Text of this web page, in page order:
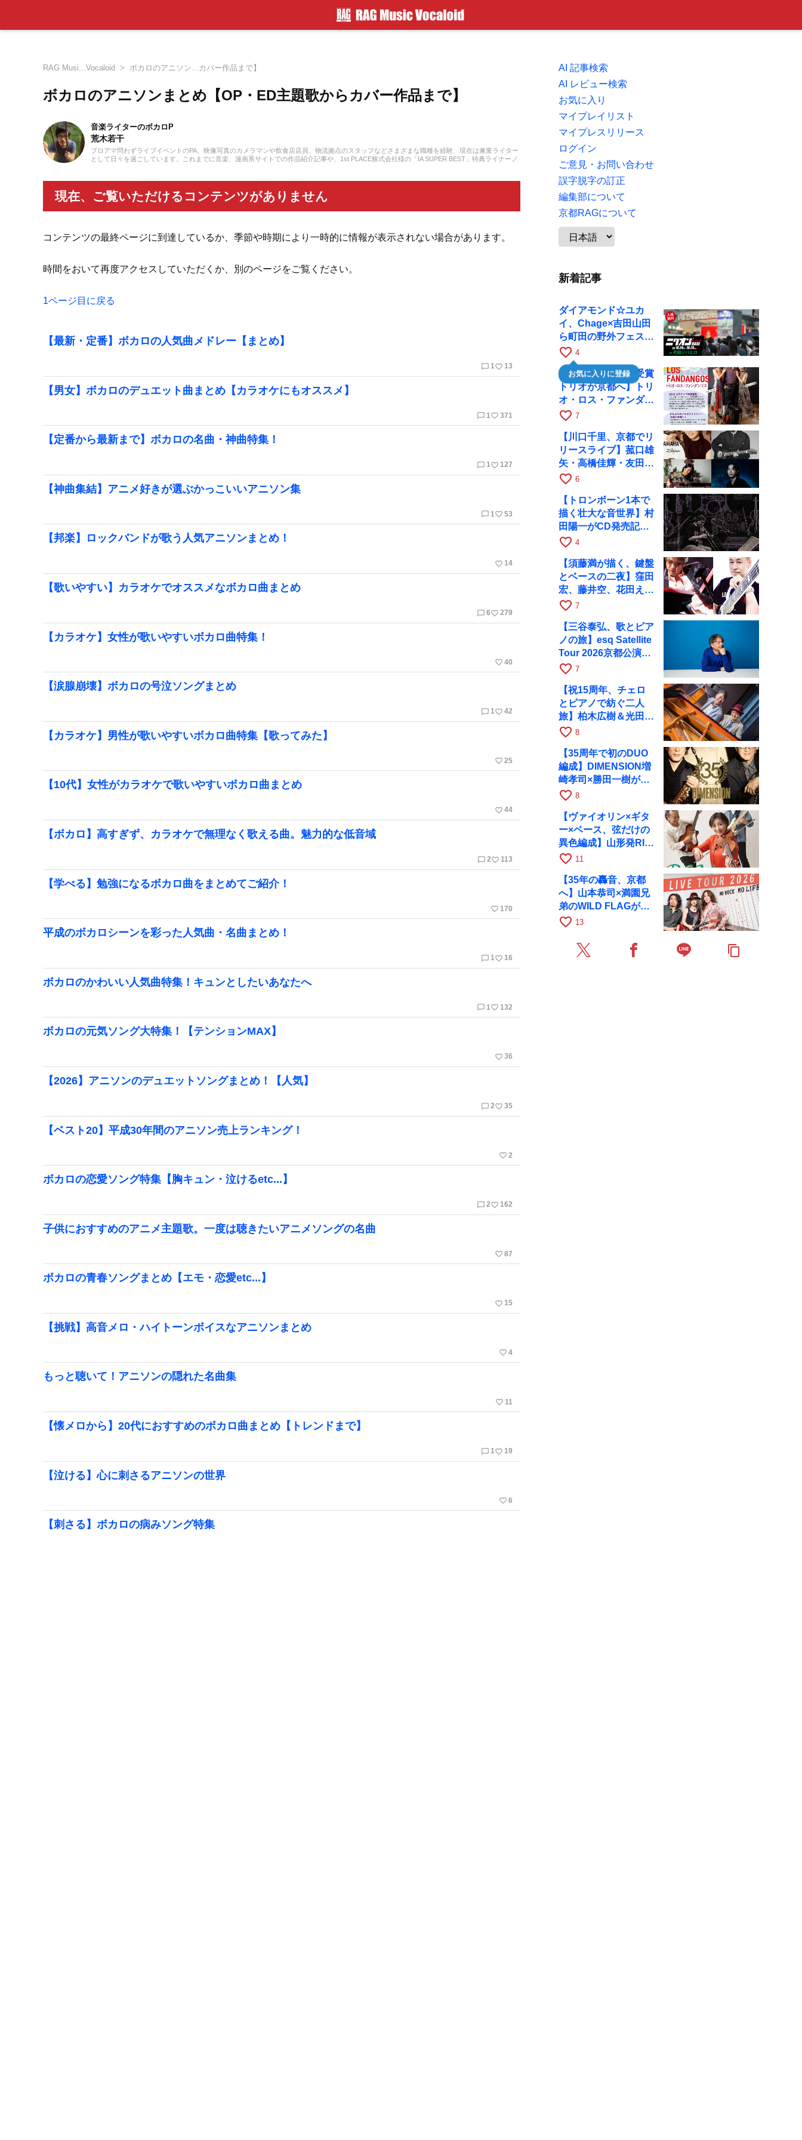
RAG Musi...Vocaloid ボカロのアニソン...カバー作品まで】
ボカロのアニソンまとめ【OP・ED主題歌からカバー作品まで】
音楽ライターのボカロP
荒木若干
プロアマ問わずライブイベントのPA、映像写真のカメラマンや飲食店店員、物流拠点のスタッフなどさまざまな職種を経験、現在は兼業ライター
として日々を過ごしています。これまでに音楽、漫画系サイトでの作品紹介記事や、1st PLACE株式会社様の「IA SUPER BEST」特典ライナーノ
現在、ご覧いただけるコンテンツがありません
コンテンツの最終ページに到達しているか、季節や時期により一時的に情報が表示されない場合があります。
時間をおいて再度アクセスしていただくか、別のページをご覧ください。
1ページ目に戻る
【最新・定番】ボカロの人気曲メドレー【まとめ】
chat_bubble_outline 1 favorite_border 13
【男女】ボカロのデュエット曲まとめ【カラオケにもオススメ】
chat_bubble_outline 1 favorite_border 371
【定番から最新まで】ボカロの名曲・神曲特集！
chat_bubble_outline 1 favorite_border 127
【神曲集結】アニメ好きが選ぶかっこいいアニソン集
chat_bubble_outline 1 favorite_border 53
【邦楽】ロックバンドが歌う人気アニソンまとめ！
favorite_border 14
【歌いやすい】カラオケでオススメなボカロ曲まとめ
chat_bubble_outline 6favorite_border 279
【カラオケ】女性が歌いやすいボカロ曲特集！
favorite_border 40
【涙腺崩壊】ボカロの号泣ソングまとめ
chat_bubble_outline 1 favorite_border 42
【カラオケ】男性が歌いやすいボカロ曲特集【歌ってみた】
favorite_border 25
【10代】女性がカラオケで歌いやすいボカロ曲まとめ
favorite_border 44
【ボカロ】高すぎず、カラオケで無理なく歌える曲。魅力的な低音域
chat_bubble_outline 2favorite_border 113
【学べる】勉強になるボカロ曲をまとめてご紹介！
favorite_border 170
平成のボカロシーンを彩った人気曲・名曲まとめ！
chat_bubble_outline 1 favorite_border 16
ボカロのかわいい人気曲特集！キュンとしたいあなたへ
chat_bubble_outline 1 favorite_border 132
ボカロの元気ソング大特集！【テンションMAX】
favorite_border 36
【2026】アニソンのデュエットソングまとめ！【人気】
chat_bubble_outline 2favorite_border 35
【ベスト20】平成30年間のアニソン売上ランキング！
favorite_border 2
ボカロの恋愛ソング特集【胸キュン・泣けるetc...】
chat_bubble_outline 2favorite_border 162
子供におすすめのアニメ主題歌。一度は聴きたいアニメソングの名曲
favorite_border 87
ボカロの青春ソングまとめ【エモ・恋愛etc...】
favorite_border 15
【挑戦】高音メロ・ハイトーンボイスなアニソンまとめ
favorite_border 4
もっと聴いて！アニソンの隠れた名曲集
favorite_border 11
【懐メロから】20代におすすめのボカロ曲まとめ【トレンドまで】
chat_bubble_outline 1 favorite_border 19
【泣ける】心に刺さるアニソンの世界
favorite_border 6
【刺さる】ボカロの病みソング特集
AI 記事検索
AI レビュー検索
お気に入り
マイプレイリスト
マイプレスリリース
ログイン
ご意見・お問い合わせ
誤字脱字の訂正
編集部について
京都RAGについて
新着記事
ダイアモンド☆ユカ
イ、Chage×吉田山田
ら町田の野外フェスに
出演
favorite_border 4
お気に入りに登録
【日本タンゴ大賞受賞
トリオが京都へ】トリ
オ・ロス・ファンダン
ゴスが10月9日にRAG
favorite_border 7
【川口千里、京都でリ
リースライブ】菰口雄
矢・高橋佳輝・友田ジ
ュンと9月28日にRAG
favorite_border 6
【トロンボーン1本で
描く壮大な音世界】村
田陽一がCD発売記念
ツアーで9月4日に京
favorite_border 4
【須藤満が描く、鍵盤
とベースの二夜】窪田
宏、藤井空、花田えみ
と京都RAGで共演
favorite_border 7
【三谷泰弘、歌とピア
ノの旅】esq Satellite
Tour 2026京都公演を
10月に開催
favorite_border 7
【祝15周年、チェロ
とピアノで紡ぐ二人
旅】柏木広樹＆光田健
一が11月12日に京都
favorite_border 8
【35周年で初のDUO
編成】DIMENSION増
崎孝司×勝田一樹が10
月11日に京都RAGへ
favorite_border 8
【ヴァイオリン×ギタ
ー×ベース、弦だけの
異色編成】山形発RIM
が初全国ツアーで8月
favorite_border 11
【35年の轟音、京都
へ】山本恭司×満園兄
弟のWILD FLAGが8
月6日にRAGでライブ
favorite_border 13
content_copy